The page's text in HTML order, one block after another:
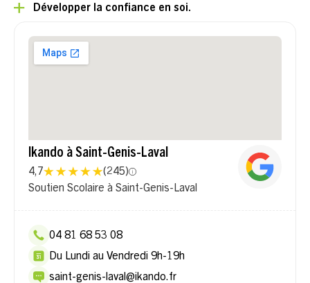
Développer la confiance en soi.
Ikando à Saint-Genis-Laval
4,7 (245)
Soutien Scolaire à Saint-Genis-Laval
04 81 68 53 08
Du Lundi au Vendredi 9h-19h
saint-genis-laval@ikando.fr